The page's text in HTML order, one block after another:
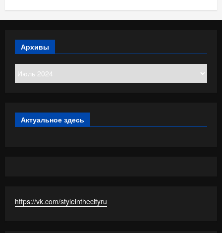
Архивы
Актуальное здесь
https://vk.com/styleinthecityru